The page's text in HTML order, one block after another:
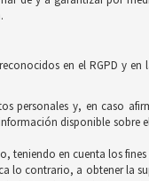
en el RGPD y en
personales y, en caso
disponible sobre
teniendo en cuenta los
lo contrario, a obtener la